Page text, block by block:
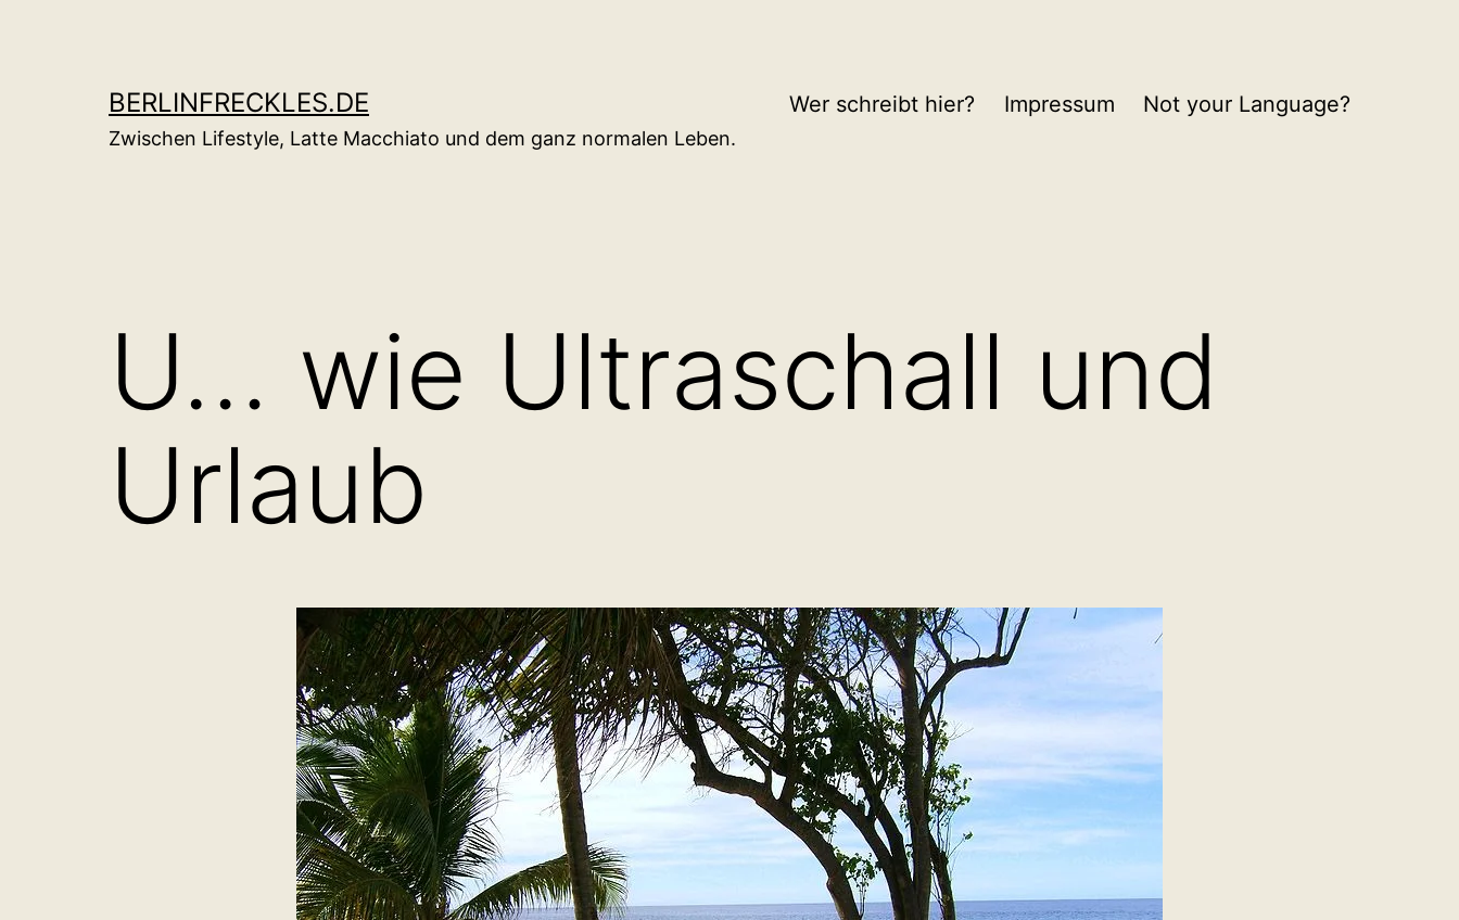
BERLINFRECKLES.DE
Zwischen Lifestyle, Latte Macchiato und dem ganz normalen Leben.
Wer schreibt hier? Impressum Not your Language?
U… wie Ultraschall und
Urlaub